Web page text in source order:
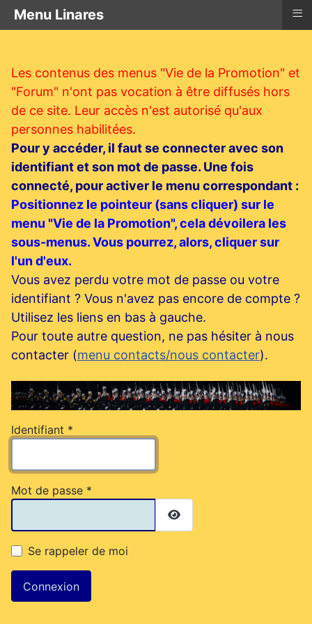
Menu Linares ≡
Les contenus des menus "Vie de la Promotion" et
"Forum" n'ont pas vocation à être diffusés hors
de ce site. Leur accès n'est autorisé qu'aux
personnes habilitées.
Pour y accéder, il faut se connecter avec son
identifiant et son mot de passe. Une fois
connecté, pour activer le menu correspondant :
Positionnez le pointeur (sans cliquer) sur le
menu "Vie de la Promotion", cela dévoilera les
sous-menus. Vous pourrez, alors, cliquer sur
l'un d'eux.
Vous avez perdu votre mot de passe ou votre
identifiant ? Vous n'avez pas encore de compte ?
Utilisez les liens en bas à gauche.
Pour toute autre question, ne pas hésiter à nous
contacter (menu contacts/nous contacter).
Identifiant *
Mot de passe *
Afficher le mot de passe
Se rappeler de moi
Connexion